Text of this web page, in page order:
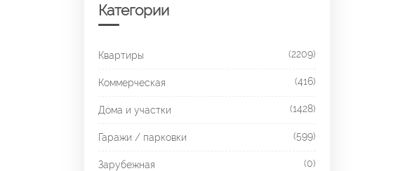
Категории
Квартиры (2209)
Коммерческая (416)
Дома и участки (1428)
Гаражи / парковки (599)
Зарубежная (0)